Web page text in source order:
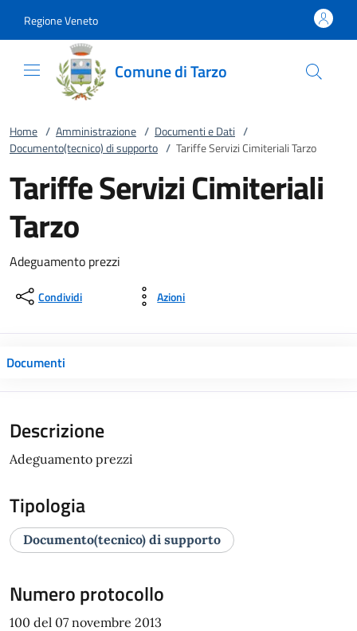
Regione Veneto
Comune di Tarzo
Home / Amministrazione / Documenti e Dati /
Documento(tecnico) di supporto / Tariffe Servizi Cimiteriali Tarzo
Tariffe Servizi Cimiteriali
Tarzo
Adeguamento prezzi
Condividi Azioni
Documenti
Descrizione
Adeguamento prezzi
Tipologia
Documento(tecnico) di supporto
Numero protocollo
100 del 07 novembre 2013